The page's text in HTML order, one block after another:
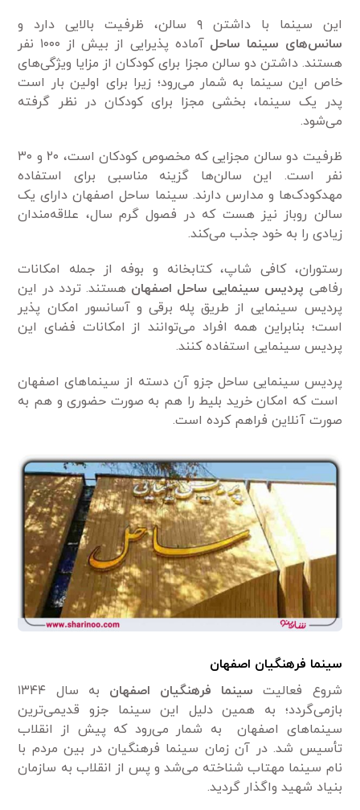
این سینما با داشتن ۹ سالن، ظرفیت بالایی دارد و
سانس‌های سینما ساحل
آماده پذیرایی از بیش از ۱۰۰۰ نفر
هستند. داشتن دو سالن مجزا برای کودکان از مزایا ویژگی‌های
خاص این سینما به شمار می‌رود؛ زیرا برای اولین بار است
پدر یک سینما، بخشی مجزا برای کودکان در نظر گرفته
می‌شود.
ظرفیت دو سالن مجزایی که مخصوص کودکان است، ۲۰ و ۳۰
نفر است. این سالن‌ها گزینه مناسبی برای استفاده
مهدکودک‌ها و مدارس دارند. سینما ساحل اصفهان دارای یک
سالن روباز نیز هست که در فصول گرم سال، علاقه‌مندان
زیادی را به خود جذب می‌کند.
رستوران، کافی شاپ، کتابخانه و بوفه از جمله امکانات
رفاهی پردیس سینمایی ساحل اصفهان هستند. تردد در این
پردیس سینمایی از طریق پله برقی و آسانسور امکان پذیر
است؛ بنابراین همه افراد می‌توانند از امکانات فضای این
پردیس سینمایی استفاده کنند.
پردیس سینمایی ساحل جزو آن دسته از سینماهای اصفهان
است که امکان خرید بلیط را هم به صورت حضوری و هم به
صورت آنلاین فراهم کرده است.
سینما فرهنگیان اصفهان
شروع فعالیت سینما فرهنگیان اصفهان
به سال ۱۳۴۴
بازمی‌گردد؛ به همین دلیل این سینما جزو قدیمی‌ترین
سینماهای اصفهان به شمار می‌رود که پیش از انقلاب
تأسیس شد. در آن زمان سینما فرهنگیان در بین مردم با
نام سینما مهتاب شناخته می‌شد و پس از انقلاب به سازمان
بنیاد شهید واگذار گردید.